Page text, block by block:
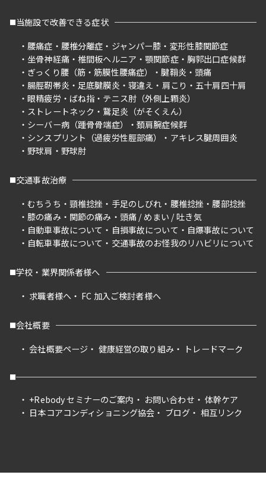
当施設で改善できる症状
腰痛症
腰椎分離症 ジャンパー膝
変形性膝関節症
坐骨神経痛
椎間板ヘルニア 顎関節症
胸郭出口症候群
ぎっくり腰（筋・筋膜性腰痛症）
腱鞘炎
頭痛
腸脛靭帯炎
足底腱膜炎 寝違え 肩こり
五十肩四十肩
眼精疲労
ばね指
テニス肘（外側上顆炎）
ストレートネック
鵞足炎（がそくえん）
シーバー病（踵骨骨端症）
頚肩腕症候群
シンスプリント（過疲労性脛部痛）
アキレス腱周囲炎
野球肩
野球肘
交通事故治療
むちうち
頸椎捻挫 手足のしびれ 腰椎捻挫
腰部捻挫
膝の痛み
関節の痛み
頭痛 / めまい / 吐き気
自動車事故について
自損事故について
自爆事故について
自転車事故について
交通事故のお怪我のリハビリについて
学校・業界関係者様へ
求職者様へ
FC 加入ご検討者様へ
会社概要
会社概要ページ
健康経営の取り組み トレードマーク
+Rebody セミナーのご案内 お問い合わせ
体幹ケア
日本コアコンディショニング協会
ブログ 相互リンク